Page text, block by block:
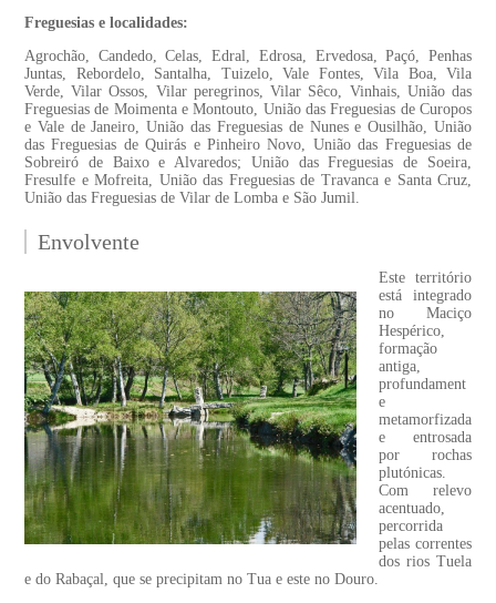
Freguesias e localidades:
Agrochão, Candedo, Celas, Edral, Edrosa, Ervedosa, Paçó, Penhas
Juntas, Rebordelo, Santalha, Tuizelo, Vale Fontes, Vila Boa, Vila
Verde, Vilar Ossos, Vilar peregrinos, Vilar Sêco, Vinhais, União das
Freguesias de Moimenta e Montouto, União das Freguesias de Curopos
e Vale de Janeiro, União das Freguesias de Nunes e Ousilhão, União
das Freguesias de Quirás e Pinheiro Novo, União das Freguesias de
Sobreiró de Baixo e Alvaredos; União das Freguesias de Soeira,
Fresulfe e Mofreita, União das Freguesias de Travanca e Santa Cruz,
União das Freguesias de Vilar de Lomba e São Jumil.
Envolvente
Este território
está integrado
no Maciço
Hespérico,
formação
antiga,
profundament
e
metamorfizada
e entrosada
por rochas
plutónicas.
Com relevo
acentuado,
percorrida
pelas correntes
dos rios Tuela
e do Rabaçal, que se precipitam no Tua e este no Douro.